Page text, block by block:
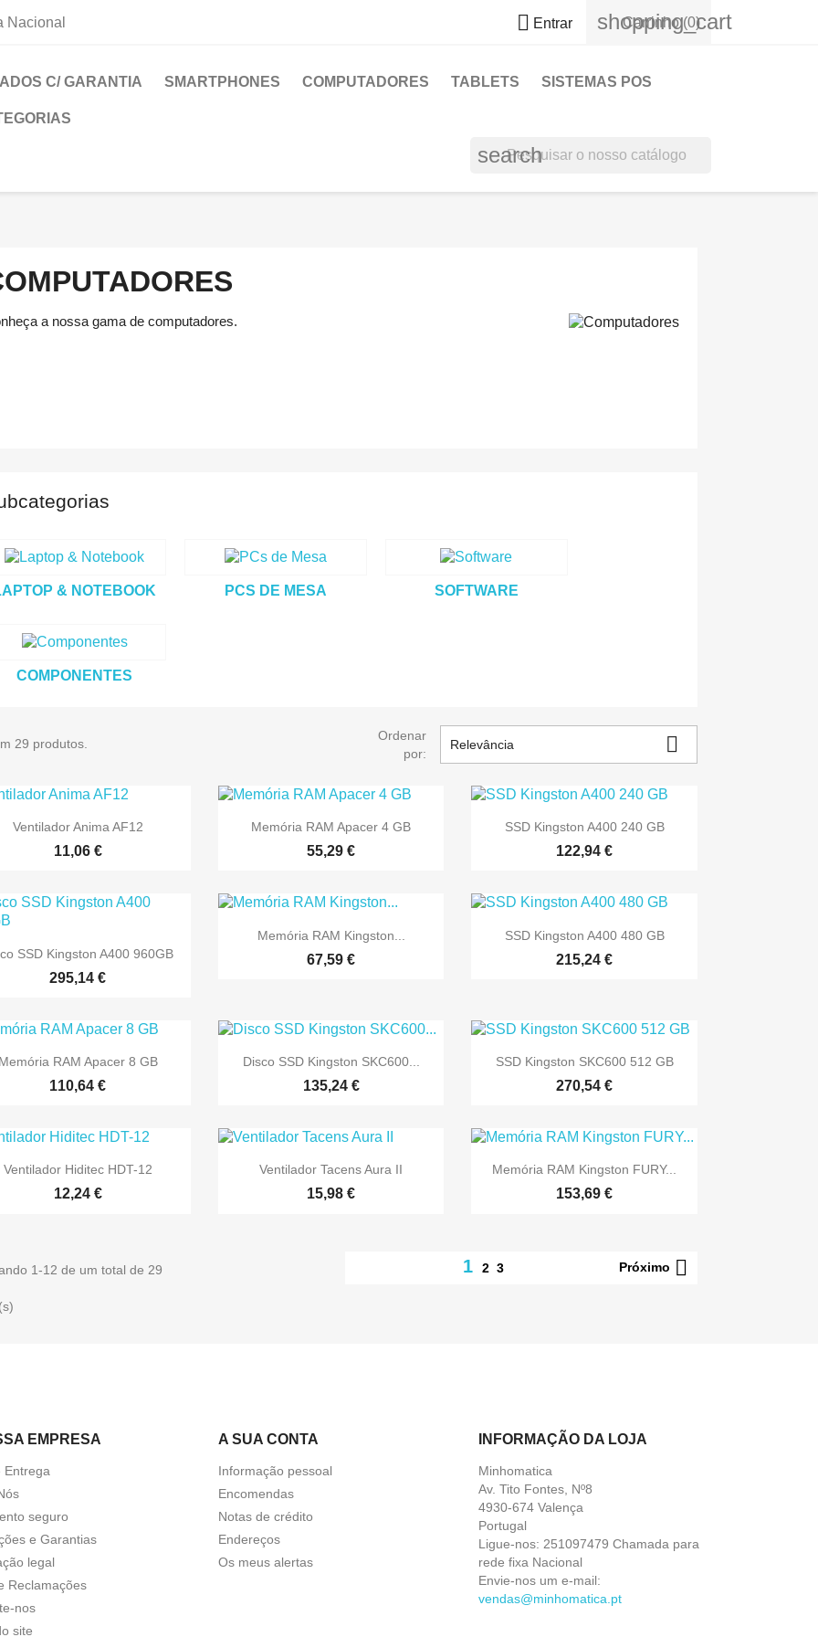
Nacional  Entrar shopping_cart
Carrinho (0)
C/ GARANTIA SMARTPHONES COMPUTADORES TABLETS SISTEMAS POS
search
a nossa gama de computadores.
& NOTEBOOK PCS DE MESA SOFTWARE
COMPONENTES
29 produtos.
Ordenar
por:
Relevância 
 Vista rápida
Ventilador Anima AF12
11,06 €
 Vista rápida
Memória RAM Apacer 4 GB
55,29 €
 Vista rápida
SSD Kingston A400 240 GB
122,94 €
 Vista rápida
SSD Kingston A400 960GB
295,14 €
 Vista rápida
Memória RAM Kingston...
67,59 €
 Vista rápida
SSD Kingston A400 480 GB
215,24 €
 Vista rápida
RAM Apacer 8 GB
110,64 €
 Vista rápida
Disco SSD Kingston SKC600...
135,24 €
 Vista rápida
SSD Kingston SKC600 512 GB
270,54 €
 Vista rápida
Ventilador Hiditec HDT-12
12,24 €
 Vista rápida
Ventilador Tacens Aura II
15,98 €
 Vista rápida
Memória RAM Kingston FURY...
153,69 €
1-12 de um total de 29 123 Próximo 
EMPRESA
Entrega
seguro
e Garantias
legal
Reclamações
nos
site
A SUA CONTA
Informação pessoal
Encomendas
Notas de crédito
Endereços
Os meus alertas
INFORMAÇÃO DA LOJA
Minhomatica
Av. Tito Fontes, Nº8
4930-674 Valença
Portugal
Ligue-nos: 251097479 Chamada para
rede fixa Nacional
Envie-nos um e-mail:
vendas@minhomatica.pt